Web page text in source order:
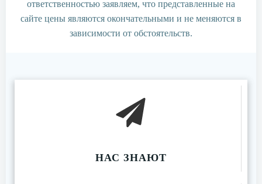
ответственностью заявляем, что представленные на
сайте цены являются окончательными и не меняются в
зависимости от обстоятельств.
НАС ЗНАЮТ